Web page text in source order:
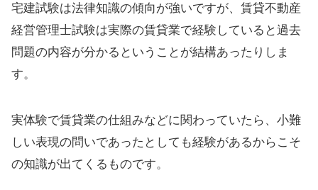
宅建試験は法律知識の傾向が強いですが、賃貸不動産
経営管理士試験は実際の賃貸業で経験していると過去
問題の内容が分かるということが結構あったりしま
す。
実体験で賃貸業の仕組みなどに関わっていたら、小難
しい表現の問いであったとしても経験があるからこそ
の知識が出てくるものです。